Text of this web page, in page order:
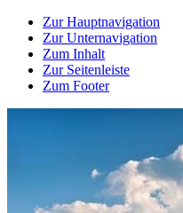
Zur Hauptnavigation
Zur Unternavigation
Zum Inhalt
Zur Seitenleiste
Zum Footer